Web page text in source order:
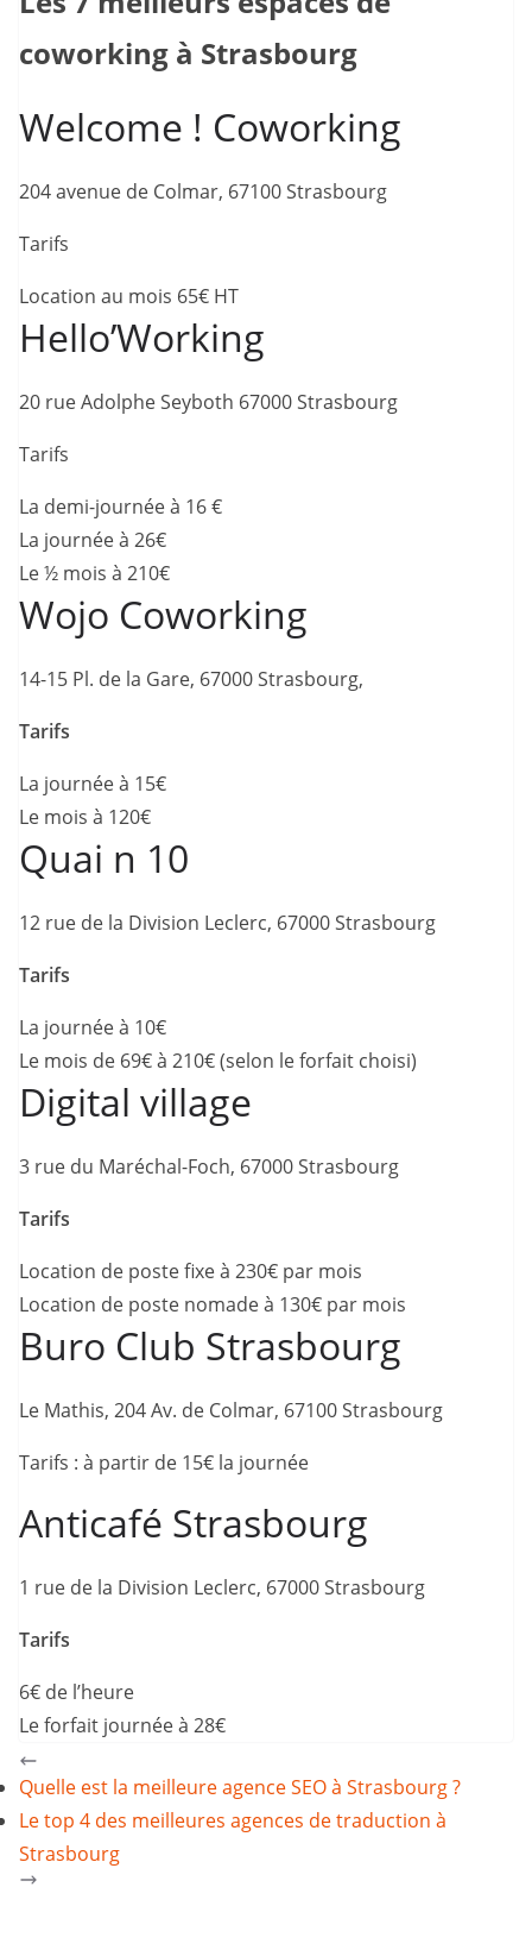
coworking à Strasbourg
Welcome ! Coworking
204 avenue de Colmar, 67100 Strasbourg
Tarifs
Location au mois 65€ HT
Hello’Working
20 rue Adolphe Seyboth 67000 Strasbourg
Tarifs
La demi-journée à 16 €
La journée à 26€
Le ½ mois à 210€
Wojo Coworking
14-15 Pl. de la Gare, 67000 Strasbourg,
Tarifs
La journée à 15€
Le mois à 120€
Quai n 10
12 rue de la Division Leclerc, 67000 Strasbourg
Tarifs
La journée à 10€
Le mois de 69€ à 210€ (selon le forfait choisi)
Digital village
3 rue du Maréchal-Foch, 67000 Strasbourg
Tarifs
Location de poste fixe à 230€ par mois
Location de poste nomade à 130€ par mois
Buro Club Strasbourg
Le Mathis, 204 Av. de Colmar, 67100 Strasbourg
Tarifs : à partir de 15€ la journée
Anticafé Strasbourg
1 rue de la Division Leclerc, 67000 Strasbourg
Tarifs
6€ de l’heure
Le forfait journée à 28€
Quelle est la meilleure agence SEO à Strasbourg ?
Le top 4 des meilleures agences de traduction à
Strasbourg